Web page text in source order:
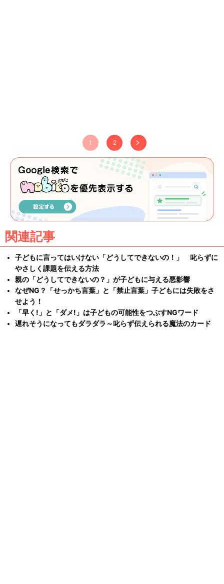
1 2
関連記事
子どもに言ってはいけない「どうしてできないの！」 叱らずに
やさしく課題を伝える方法
親の「どうしてできないの？」が子どもに与える悪影響
なぜNG？「せっかち言葉」と「禁止言葉」子どもには失敗をさ
せよう！
「早く!」と「ダメ!」は子どもの可能性をつぶすNGワード
遅れそうになってもダラダラ～叱らず伝えられる魔法のカード